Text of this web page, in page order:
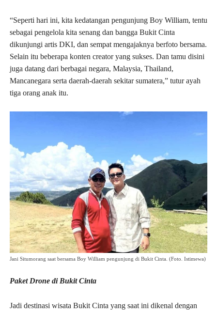
“Seperti hari ini, kita kedatangan pengunjung Boy William, tentu
sebagai pengelola kita senang dan bangga Bukit Cinta
dikunjungi artis DKI, dan sempat mengajaknya berfoto bersama.
Selain itu beberapa konten creator yang sukses. Dan tamu disini
juga datang dari berbagai negara, Malaysia, Thailand,
Mancanegara serta daerah-daerah sekitar sumatera,” tutur ayah
tiga orang anak itu.
Jani Situmorang saat bersama Boy William pengunjung di Bukit Cinta. (Foto. Istimewa)
Paket Drone di Bukit Cinta
Jadi destinasi wisata Bukit Cinta yang saat ini dikenal dengan